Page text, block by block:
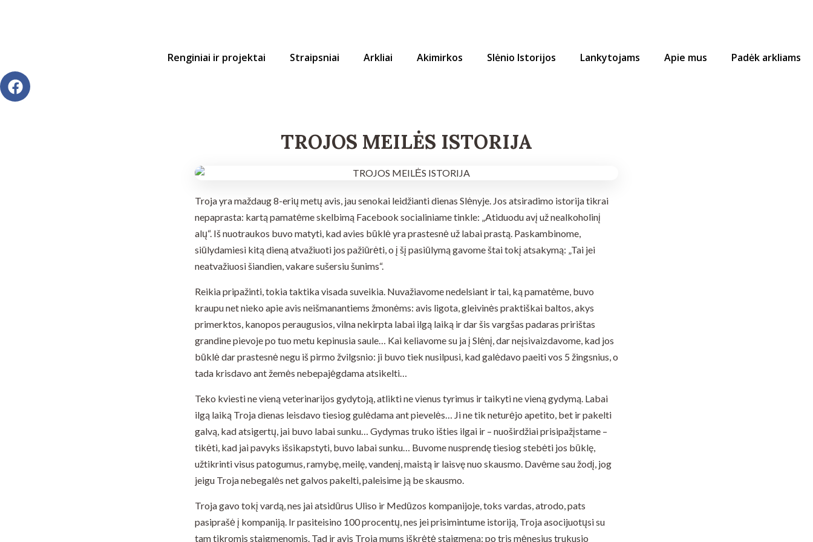
Renginiai ir projektai Straipsniai Arkliai Akimirkos Slėnio Istorijos Lankytojams Apie mus Padėk arkliams
TROJOS MEILĖS ISTORIJA
Troja yra maždaug 8-erių metų avis, jau senokai leidžianti dienas Slėnyje. Jos atsiradimo istorija tikrai
nepaprasta: kartą pamatėme skelbimą Facebook socialiniame tinkle: „Atiduodu avį už nealkoholinį
alų“. Iš nuotraukos buvo matyti, kad avies būklė yra prastesnė už labai prastą. Paskambinome,
siūlydamiesi kitą dieną atvažiuoti jos pažiūrėti, o į šį pasiūlymą gavome štai tokį atsakymą: „Tai jei
neatvažiuosi šiandien, vakare sušersiu šunims“.
Reikia pripažinti, tokia taktika visada suveikia. Nuvažiavome nedelsiant ir tai, ką pamatėme, buvo
kraupu net nieko apie avis neišmanantiems žmonėms: avis ligota, gleivinės praktiškai baltos, akys
primerktos, kanopos peraugusios, vilna nekirpta labai ilgą laiką ir dar šis vargšas padaras pririštas
grandine pievoje po tuo metu kepinusia saule… Kai keliavome su ja į Slėnį, dar neįsivaizdavome, kad jos
būklė dar prastesnė negu iš pirmo žvilgsnio: ji buvo tiek nusilpusi, kad galėdavo paeiti vos 5 žingsnius, o
tada krisdavo ant žemės nebepajėgdama atsikelti…
Teko kviesti ne vieną veterinarijos gydytoją, atlikti ne vienus tyrimus ir taikyti ne vieną gydymą. Labai
ilgą laiką Troja dienas leisdavo tiesiog gulėdama ant pievelės… Ji ne tik neturėjo apetito, bet ir pakelti
galvą, kad atsigertų, jai buvo labai sunku… Gydymas truko išties ilgai ir – nuoširdžiai prisipažįstame –
tikėti, kad jai pavyks išsikapstyti, buvo labai sunku… Buvome nusprendę tiesiog stebėti jos būklę,
užtikrinti visus patogumus, ramybę, meilę, vandenį, maistą ir laisvę nuo skausmo. Davėme sau žodį, jog
jeigu Troja nebegalės net galvos pakelti, paleisime ją be skausmo.
Troja gavo tokį vardą, nes jai atsidūrus Uliso ir Medūzos kompanijoje, toks vardas, atrodo, pats
pasiprašė į kompaniją. Ir pasiteisino 100 procentų, nes jei prisimintume istoriją, Troja asocijuotųsi su
tam tikromis staigmenomis. Tad ir avis Troja mums iškrėtė staigmeną: po tris mėnesius trukusio